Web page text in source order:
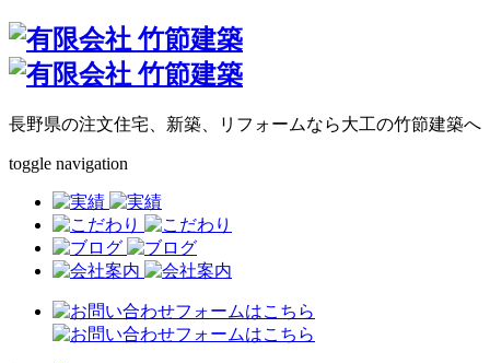
長野県の注文住宅、新築、リフォームなら大工の竹節建築へ
toggle navigation